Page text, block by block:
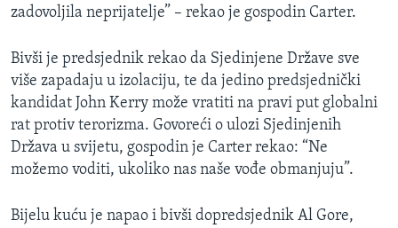
zadovoljila neprijatelje” – rekao je gospodin Carter.
Bivši je predsjednik rekao da Sjedinjene Države sve
više zapadaju u izolaciju, te da jedino predsjednički
kandidat John Kerry može vratiti na pravi put globalni
rat protiv terorizma. Govoreći o ulozi Sjedinjenih
Država u svijetu, gospodin je Carter rekao: “Ne
možemo voditi, ukoliko nas naše vođe obmanjuju”.
Bijelu kuću je napao i bivši dopredsjednik Al Gore,